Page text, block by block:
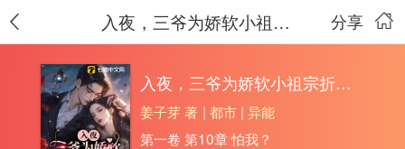
分享
入夜，三爷为娇软小祖宗折腰！
入夜，三爷为娇软小祖宗折腰！
姜子芽 著 | 都市 | 异能
第一卷 第10章 怕我？